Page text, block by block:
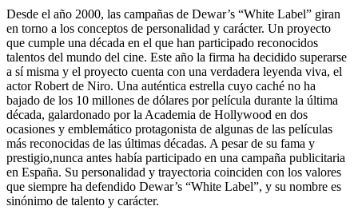
Desde el año 2000, las campañas de Dewar’s “White Label” giran
en torno a los conceptos de personalidad y carácter. Un proyecto
que cumple una década en el que han participado reconocidos
talentos del mundo del cine. Este año la firma ha decidido superarse
a sí misma y el proyecto cuenta con una verdadera leyenda viva, el
actor Robert de Niro. Una auténtica estrella cuyo caché no ha
bajado de los 10 millones de dólares por película durante la última
década, galardonado por la Academia de Hollywood en dos
ocasiones y emblemático protagonista de algunas de las películas
más reconocidas de las últimas décadas. A pesar de su fama y
prestigio,nunca antes había participado en una campaña publicitaria
en España. Su personalidad y trayectoria coinciden con los valores
que siempre ha defendido Dewar’s “White Label”, y su nombre es
sinónimo de talento y carácter.